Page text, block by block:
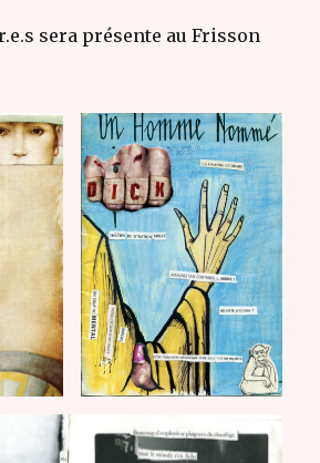
sera présente au Frisson